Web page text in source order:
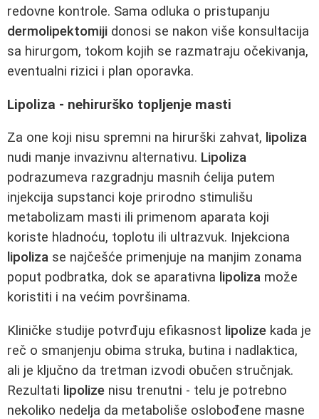
redovne kontrole. Sama odluka o pristupanju
dermolipektomiji donosi se nakon više konsultacija
sa hirurgom, tokom kojih se razmatraju očekivanja,
eventualni rizici i plan oporavka.
Lipoliza - nehirurško topljenje masti
Za one koji nisu spremni na hirurški zahvat, lipoliza
nudi manje invazivnu alternativu. Lipoliza
podrazumeva razgradnju masnih ćelija putem
injekcija supstanci koje prirodno stimulišu
metabolizam masti ili primenom aparata koji
koriste hladnoću, toplotu ili ultrazvuk. Injekciona
lipoliza se najčešće primenjuje na manjim zonama
poput podbratka, dok se aparativna lipoliza može
koristiti i na većim površinama.
Kliničke studije potvrđuju efikasnost lipolize kada je
reč o smanjenju obima struka, butina i nadlaktica,
ali je ključno da tretman izvodi obučen stručnjak.
Rezultati lipolize nisu trenutni - telu je potrebno
nekoliko nedelja da metaboliše oslobođene masne